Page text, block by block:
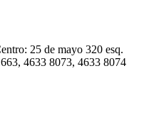
25 de mayo 320 esq.
4633 8073, 4633 8074